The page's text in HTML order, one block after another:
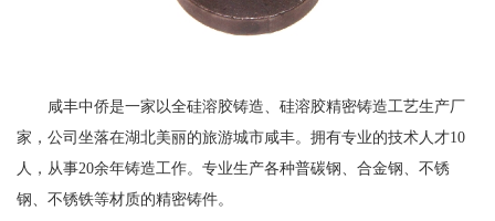
咸丰中侨是一家以全硅溶胶铸造、硅溶胶精密铸造工艺生产厂
家，公司坐落在湖北美丽的旅游城市咸丰。拥有专业的技术人才10
人，从事20余年铸造工作。专业生产各种普碳钢、合金钢、不锈
钢、不锈铁等材质的精密铸件。